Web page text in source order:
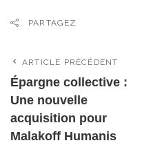
PARTAGEZ
ARTICLE PRÉCÉDENT
Épargne collective :
Une nouvelle
acquisition pour
Malakoff Humanis